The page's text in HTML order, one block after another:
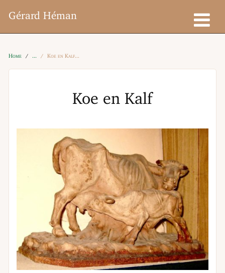
Gérard Héman
Home Koe en Kalf
Koe en Kalf